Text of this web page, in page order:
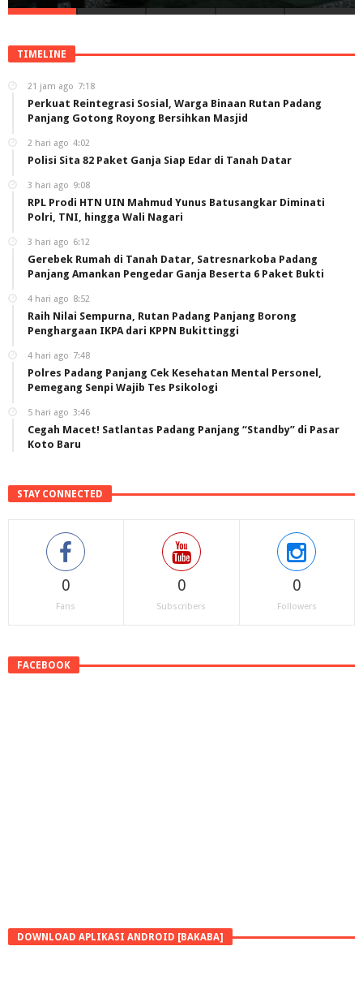
TIMELINE
21 jam ago 7:18
Perkuat Reintegrasi Sosial, Warga Binaan Rutan Padang
Panjang Gotong Royong Bersihkan Masjid
2 hari ago 4:02
Polisi Sita 82 Paket Ganja Siap Edar di Tanah Datar
3 hari ago 9:08
RPL Prodi HTN UIN Mahmud Yunus Batusangkar Diminati
Polri, TNI, hingga Wali Nagari
3 hari ago 6:12
Gerebek Rumah di Tanah Datar, Satresnarkoba Padang
Panjang Amankan Pengedar Ganja Beserta 6 Paket Bukti
4 hari ago 8:52
Raih Nilai Sempurna, Rutan Padang Panjang Borong
Penghargaan IKPA dari KPPN Bukittinggi
4 hari ago 7:48
Polres Padang Panjang Cek Kesehatan Mental Personel,
Pemegang Senpi Wajib Tes Psikologi
5 hari ago 3:46
Cegah Macet! Satlantas Padang Panjang “Standby” di Pasar
Koto Baru
STAY CONNECTED
0
Fans
0
Subscribers
0
Followers
FACEBOOK
DOWNLOAD APLIKASI ANDROID [BAKABA]